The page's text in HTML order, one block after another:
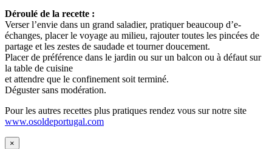
Déroulé de la recette :
Verser l’envie dans un grand saladier, pratiquer beaucoup d’e-
échanges, placer le voyage au milieu, rajouter toutes les pincées de
partage et les zestes de saudade et tourner doucement.
Placer de préférence dans le jardin ou sur un balcon ou à défaut sur
la table de cuisine
et attendre que le confinement soit terminé.
Déguster sans modération.
Pour les autres recettes plus pratiques rendez vous sur notre site
www.osoldeportugal.com
×